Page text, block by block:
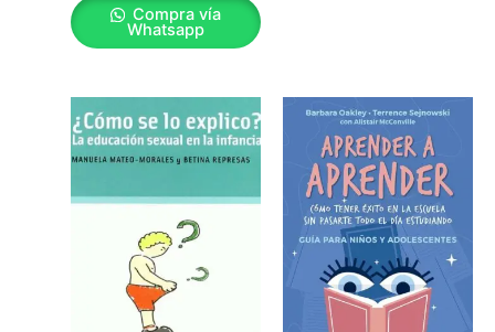
Compra vía
Whatsapp